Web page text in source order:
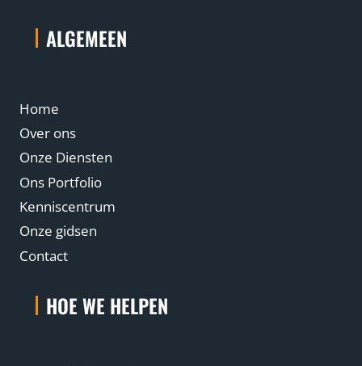
ALGEMEEN
Home
Over ons
Onze Diensten
Ons Portfolio
Kenniscentrum
Onze gidsen
Contact
HOE WE HELPEN